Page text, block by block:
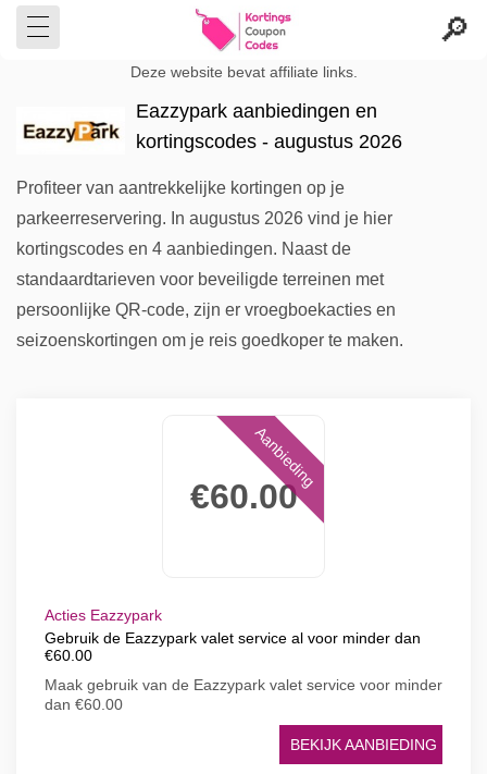
Deze website bevat affiliate links.
Eazzypark aanbiedingen en
kortingscodes - augustus 2026
Profiteer van aantrekkelijke kortingen op je
parkeerreservering. In augustus 2026 vind je hier
kortingscodes en 4 aanbiedingen. Naast de
standaardtarieven voor beveiligde terreinen met
persoonlijke QR-code, zijn er vroegboekacties en
seizoenskortingen om je reis goedkoper te maken.
€60.00
Aanbieding
Acties Eazzypark
Gebruik de Eazzypark valet service al voor minder dan
€60.00
Maak gebruik van de Eazzypark valet service voor minder
dan €60.00
BEKIJK AANBIEDING